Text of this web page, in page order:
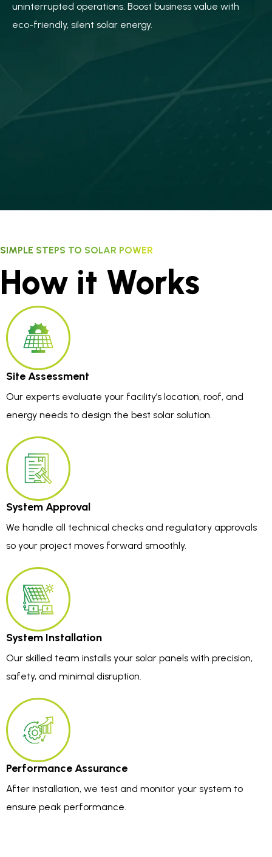
uninterrupted operations. Boost business value with
eco-friendly, silent solar energy.
SIMPLE STEPS TO SOLAR POWER
How it Works
Site Assessment
Our experts evaluate your facility’s location, roof, and
energy needs to design the best solar solution.
System Approval
We handle all technical checks and regulatory approvals
so your project moves forward smoothly.
System Installation
Our skilled team installs your solar panels with precision,
safety, and minimal disruption.
Performance Assurance
After installation, we test and monitor your system to
ensure peak performance.